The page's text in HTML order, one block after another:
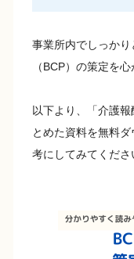
事業所内でしっか
（BCP）の策定を
以下より、「介護
とめた資料を無料
考にしてみてくださ